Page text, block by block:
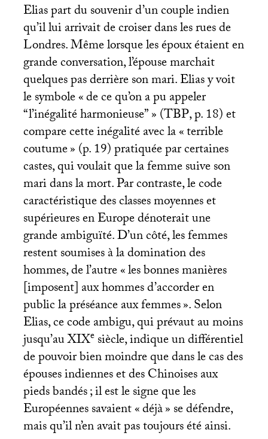
Elias part du souvenir d’un couple indien
qu’il lui arrivait de croiser dans les rues de
Londres. Même lorsque les époux étaient en
grande conversation, l’épouse marchait
quelques pas derrière son mari. Elias y voit
le symbole «de ce qu’on a pu appeler
“l’inégalité harmonieuse”» (TBP, p. 18) et
compare cette inégalité avec la «terrible
coutume» (p. 19) pratiquée par certaines
castes, qui voulait que la femme suive son
mari dans la mort. Par contraste, le code
caractéristique des classes moyennes et
supérieures en Europe dénoterait une
grande ambiguïté. D’un côté, les femmes
restent soumises à la domination des
hommes, de l’autre «les bonnes manières
[imposent] aux hommes d’accorder en
public la préséance aux femmes». Selon
Elias, ce code ambigu, qui prévaut au moins
jusqu’auXIXesiècle, indique un différentiel
de pouvoir bien moindre que dans le cas des
épouses indiennes et des Chinoises aux
pieds bandés; il est le signe que les
Européennes savaient «déjà» se défendre,
mais qu’il n’en avait pas toujours été ainsi.